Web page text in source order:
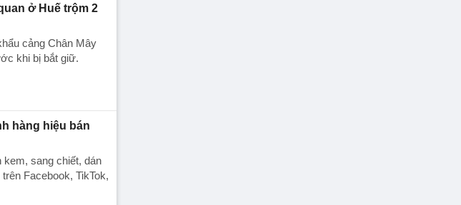
ở Huế trộm 2
cảng Chân Mây
khi bị bắt giữ.
hàng hiệu bán
kem, sang chiết, dán
Facebook, TikTok,